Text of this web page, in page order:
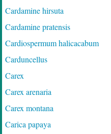
Cardamine hirsuta
Cardamine pratensis
Cardiospermum halicacabum
Carduncellus
Carex
Carex arenaria
Carex montana
Carica papaya